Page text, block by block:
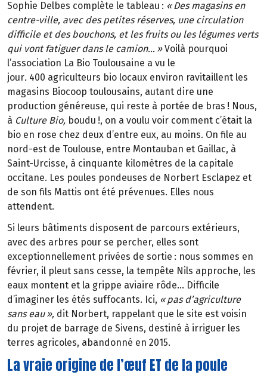
Sophie Delbes complète le tableau : « Des magasins en
centre-ville, avec des petites réserves, une circulation
difficile et des bouchons, et les fruits ou les légumes verts
qui vont fatiguer dans le camion… » Voilà pourquoi
l’association La Bio Toulousaine a vu le
jour. 400 agriculteurs bio locaux environ ravitaillent les
magasins Biocoop toulousains, autant dire une
production généreuse, qui reste à portée de bras ! Nous,
à Culture Bio, boudu !, on a voulu voir comment c’était la
bio en rose chez deux d’entre eux, au moins. On file au
nord-est de Toulouse, entre Montauban et Gaillac, à
Saint-Urcisse, à cinquante kilomètres de la capitale
occitane. Les poules pondeuses de Norbert Esclapez et
de son fils Mattis ont été prévenues. Elles nous
attendent.
Si leurs bâtiments disposent de parcours extérieurs,
avec des arbres pour se percher, elles sont
exceptionnellement privées de sortie : nous sommes en
février, il pleut sans cesse, la tempête Nils approche, les
eaux montent et la grippe aviaire rôde… Difficile
d’imaginer les étés suffocants. Ici, « pas d’agriculture
sans eau », dit Norbert, rappelant que le site est voisin
du projet de barrage de Sivens, destiné à irriguer les
terres agricoles, abandonné en 2015.
La vraie origine de l’œuf ET de la poule